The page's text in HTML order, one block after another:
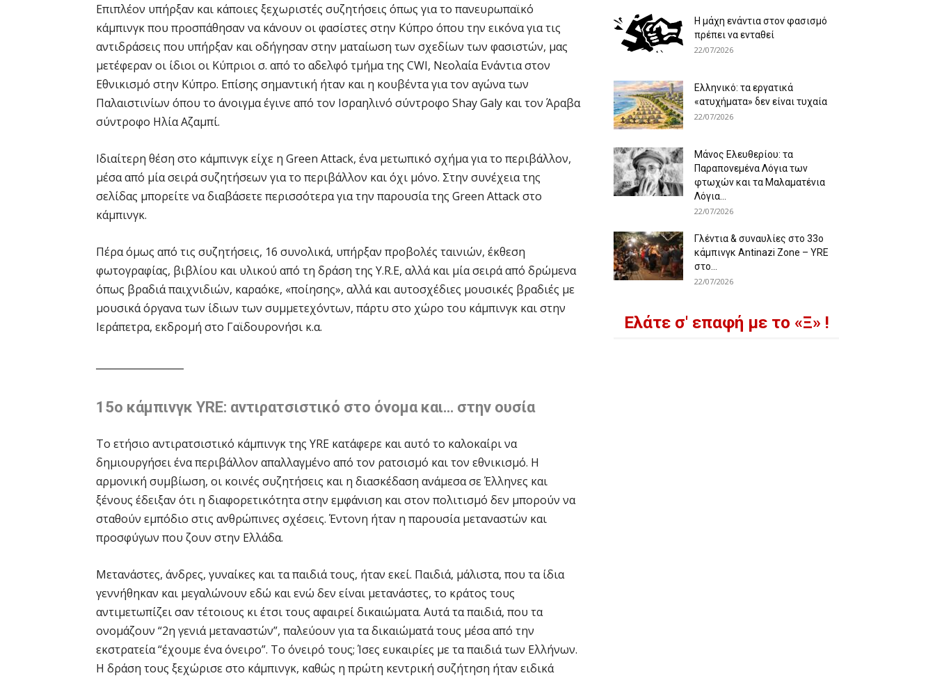
Επιπλέον υπήρξαν και κάποιες ξεχωριστές συζητήσεις όπως για το πανευρωπαϊκό
κάμπινγκ που προσπάθησαν να κάνουν οι φασίστες στην Κύπρο όπου την εικόνα για τις
αντιδράσεις που υπήρξαν και οδήγησαν στην ματαίωση των σχεδίων των φασιστών, μας
μετέφεραν οι ίδιοι οι Κύπριοι σ. από το αδελφό τμήμα της CWI, Νεολαία Ενάντια στον
Εθνικισμό στην Κύπρο. Επίσης σημαντική ήταν και η κουβέντα για τον αγώνα των
Παλαιστινίων όπου το άνοιγμα έγινε από τον Ισραηλινό σύντροφο Shay Galy και τον Άραβα
σύντροφο Ηλία Αζαμπί.
Ιδιαίτερη θέση στο κάμπινγκ είχε η Green Attack, ένα μετωπικό σχήμα για το περιβάλλον,
μέσα από μία σειρά συζητήσεων για το περιβάλλον και όχι μόνο. Στην συνέχεια της
σελίδας μπορείτε να διαβάσετε περισσότερα για την παρουσία της Green Attack στο
κάμπινγκ.
Πέρα όμως από τις συζητήσεις, 16 συνολικά, υπήρξαν προβολές ταινιών, έκθεση
φωτογραφίας, βιβλίου και υλικού από τη δράση της Y.R.E, αλλά και μία σειρά από δρώμενα
όπως βραδιά παιχνιδιών, καραόκε, «ποίησης», αλλά και αυτοσχέδιες μουσικές βραδιές με
μουσικά όργανα των ίδιων των συμμετεχόντων, πάρτυ στο χώρο του κάμπινγκ και στην
Ιεράπετρα, εκδρομή στο Γαϊδουρονήσι κ.α.
15ο κάμπινγκ YRE: αντιρατσιστικό στο όνομα και… στην ουσία
Το ετήσιο αντιρατσιστικό κάμπινγκ της YRE κατάφερε και αυτό το καλοκαίρι να
δημιουργήσει ένα περιβάλλον απαλλαγμένο από τον ρατσισμό και τον εθνικισμό. Η
αρμονική συμβίωση, οι κοινές συζητήσεις και η διασκέδαση ανάμεσα σε Έλληνες και
ξένους έδειξαν ότι η διαφορετικότητα στην εμφάνιση και στον πολιτισμό δεν μπορούν να
σταθούν εμπόδιο στις ανθρώπινες σχέσεις. Έντονη ήταν η παρουσία μεταναστών και
προσφύγων που ζουν στην Ελλάδα.
Μετανάστες, άνδρες, γυναίκες και τα παιδιά τους, ήταν εκεί. Παιδιά, μάλιστα, που τα ίδια
γεννήθηκαν και μεγαλώνουν εδώ και ενώ δεν είναι μετανάστες, το κράτος τους
αντιμετωπίζει σαν τέτοιους κι έτσι τους αφαιρεί δικαιώματα. Αυτά τα παιδιά, που τα
ονομάζουν “2η γενιά μεταναστών”, παλεύουν για τα δικαιώματά τους μέσα από την
εκστρατεία “έχουμε ένα όνειρο”. Το όνειρό τους; Ίσες ευκαιρίες με τα παιδιά των Ελλήνων.
Η δράση τους ξεχώρισε στο κάμπινγκ, καθώς η πρώτη κεντρική συζήτηση ήταν ειδικά
Η μάχη ενάντια στον φασισμό
πρέπει να ενταθεί
22/07/2026
Ελληνικό: τα εργατικά
«ατυχήματα» δεν είναι τυχαία
22/07/2026
Μάνος Ελευθερίου: τα
Παραπονεμένα Λόγια των
φτωχών και τα Μαλαματένια
Λόγια...
22/07/2026
Γλέντια & συναυλίες στο 33ο
κάμπινγκ Antinazi Zone – YRE
στο...
22/07/2026
Ελάτε σ' επαφή με το «Ξ» !